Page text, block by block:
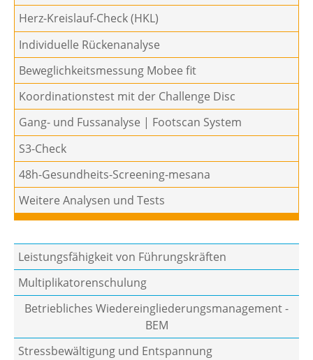
Herz-Kreislauf-Check (HKL)
Individuelle Rückenanalyse
Beweglichkeitsmessung Mobee fit
Koordinationstest mit der Challenge Disc
Gang- und Fussanalyse | Footscan System
S3-Check
48h-Gesundheits-Screening-mesana
Weitere Analysen und Tests
Leistungsfähigkeit von Führungskräften
Multiplikatorenschulung
Betriebliches Wiedereingliederungsmanagement -
BEM
Stressbewältigung und Entspannung